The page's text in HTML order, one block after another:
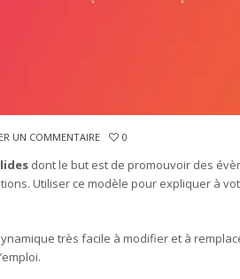
UN COMMENTAIRE 0
dont le but est de promouvoir des
Utiliser ce modèle pour expliquer à
très facile à modifier et à